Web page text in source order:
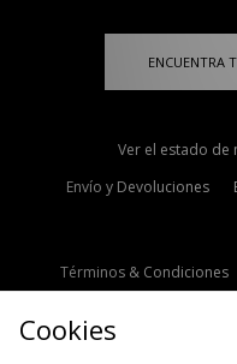
ENCUENTRA
Ver el estado de
Envío y Devoluciones
Términos & Condiciones
Cookies